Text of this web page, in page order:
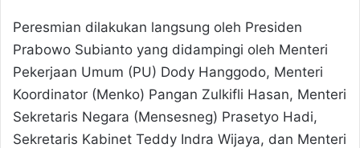
Peresmian dilakukan langsung oleh Presiden
Prabowo Subianto yang didampingi oleh Menteri
Pekerjaan Umum (PU) Dody Hanggodo, Menteri
Koordinator (Menko) Pangan Zulkifli Hasan, Menteri
Sekretaris Negara (Mensesneg) Prasetyo Hadi,
Sekretaris Kabinet Teddy Indra Wijaya, dan Menteri